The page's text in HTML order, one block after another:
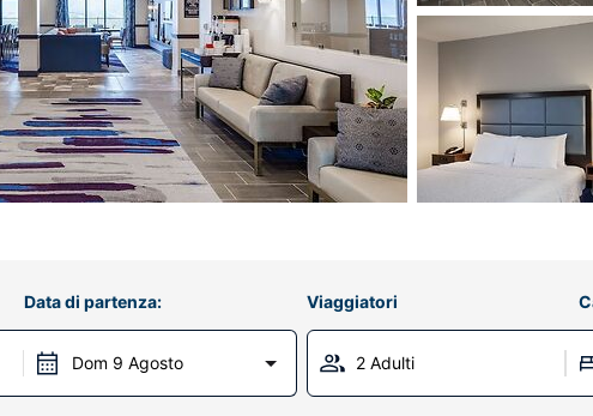
Data di partenza:
Dom 9 Agosto
Viaggiatori
2 Adulti